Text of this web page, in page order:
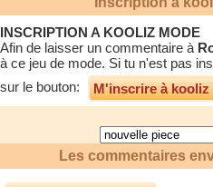
INSCRIPTION A KOOLIZ MODE
Afin de laisser un commentaire à
à ce jeu de mode. Si tu n'est pas
sur le bouton:
M'inscrire à kooliz
Les commentaires